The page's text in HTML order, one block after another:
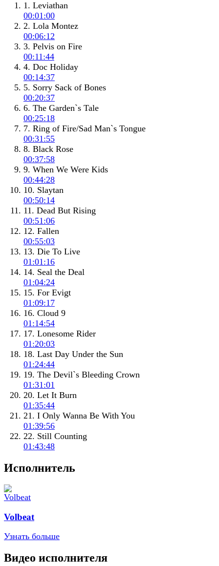
1. Leviathan
00:01:00
2. Lola Montez
00:06:12
3. Pelvis on Fire
00:11:44
4. Doc Holiday
00:14:37
5. Sorry Sack of Bones
00:20:37
6. The Garden`s Tale
00:25:18
7. Ring of Fire/Sad Man`s Tongue
00:31:55
8. Black Rose
00:37:58
9. When We Were Kids
00:44:28
10. Slaytan
00:50:14
11. Dead But Rising
00:51:06
12. Fallen
00:55:03
13. Die To Live
01:01:16
14. Seal the Deal
01:04:24
15. For Evigt
01:09:17
16. Cloud 9
01:14:54
17. Lonesome Rider
01:20:03
18. Last Day Under the Sun
01:24:44
19. The Devil`s Bleeding Crown
01:31:01
20. Let It Burn
01:35:44
21. I Only Wanna Be With You
01:39:56
22. Still Counting
01:43:48
Исполнитель
Volbeat
Узнать больше
Видео исполнителя